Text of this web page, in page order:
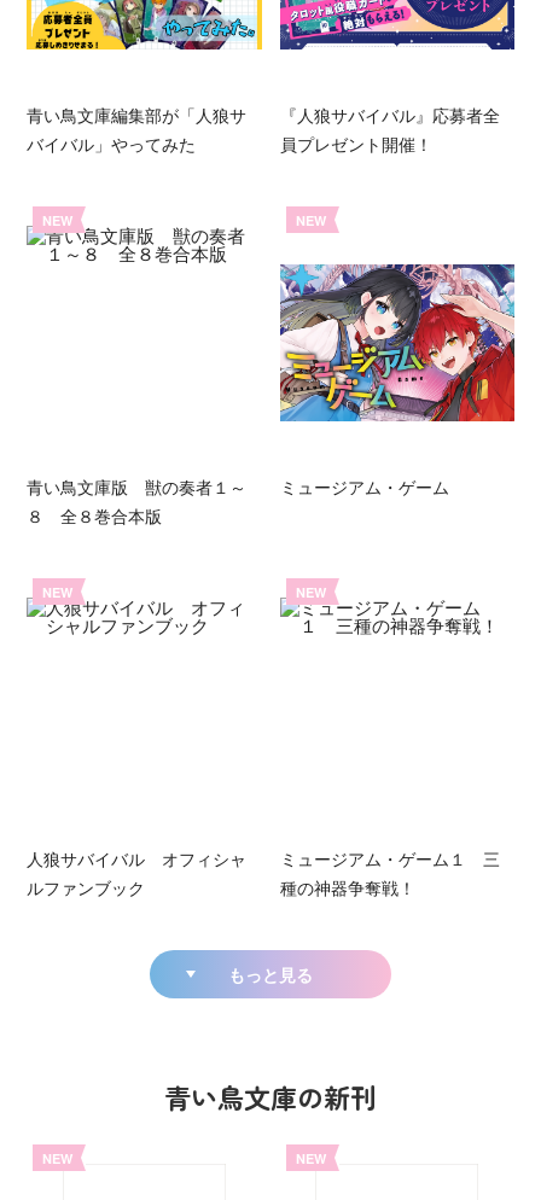
青い鳥文庫編集部が「人狼サ
バイバル」やってみた
『人狼サバイバル』応募者全
員プレゼント開催！
NEW
青い鳥文庫版 獣の奏者１～
８ 全８巻合本版
NEW
ミュージアム・ゲーム
NEW
人狼サバイバル オフィシャ
ルファンブック
NEW
ミュージアム・ゲーム１ 三
種の神器争奪戦！
もっと見る
青い鳥文庫の新刊
NEW NEW